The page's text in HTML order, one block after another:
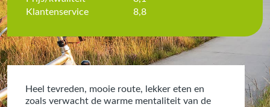
Klantenservice
8,8
Heel tevreden, mooie route, lekker eten en
zoals verwacht de warme mentaliteit van de